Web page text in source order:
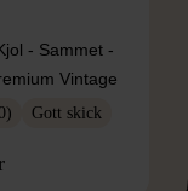
- Sammet -
Vintage
Gott skick